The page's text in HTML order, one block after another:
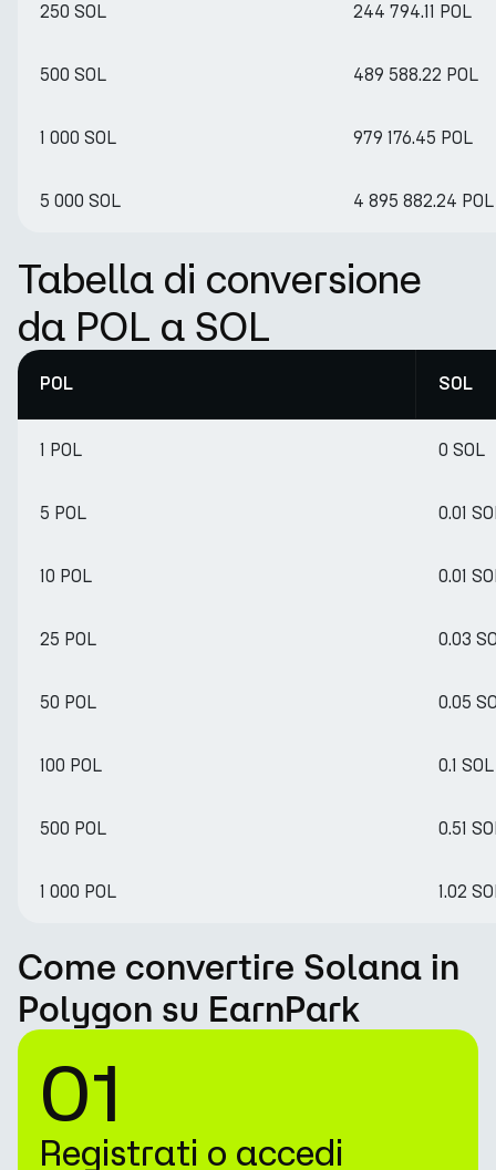
250 SOL 244 794.11 POL
500 SOL 489 588.22 POL
1 000 SOL 979 176.45 POL
5 000 SOL 4 895 882.24 POL
Tabella di conversione
da POL a SOL
POL SOL
1 POL 0 SOL
5 POL 0.01
10 POL 0.01
25 POL 0.03
50 POL 0.05
100 POL 0.1 SOL
500 POL 0.51
1 000 POL 1.02
Come convertire Solana in
Polygon su EarnPark
01
Registrati o accedi